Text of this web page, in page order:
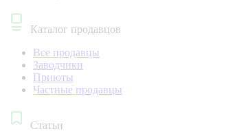
Каталог продавцов
Все продавцы
Заводчики
Приюты
Частные продавцы
Статьи